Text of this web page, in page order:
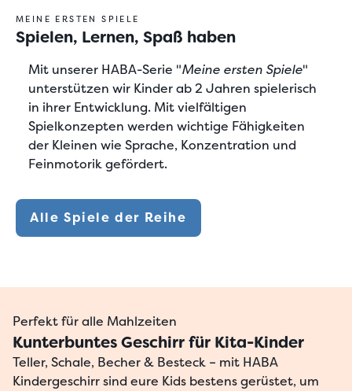
MEINE ERSTEN SPIELE
Spielen, Lernen, Spaß haben
Mit unserer HABA-Serie "Meine ersten Spiele"
unterstützen wir Kinder ab 2 Jahren spielerisch
in ihrer Entwicklung. Mit vielfältigen
Spielkonzepten werden wichtige Fähigkeiten
der Kleinen wie Sprache, Konzentration und
Feinmotorik gefördert.
Alle Spiele der Reihe
Perfekt für alle Mahlzeiten
Kunterbuntes Geschirr für Kita-Kinder
Teller, Schale, Becher & Besteck – mit HABA
Kindergeschirr sind eure Kids bestens gerüstet, um